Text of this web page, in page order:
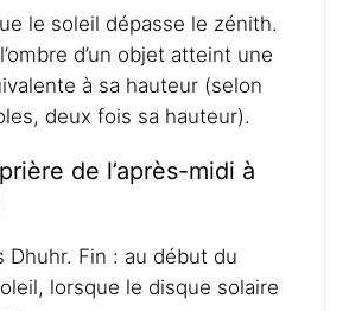
le soleil dépasse le zénith.
d’un objet atteint une
à sa hauteur (selon
deux fois sa hauteur).
de l’après-midi à
Dhuhr. Fin : au début du
lorsque le disque solaire